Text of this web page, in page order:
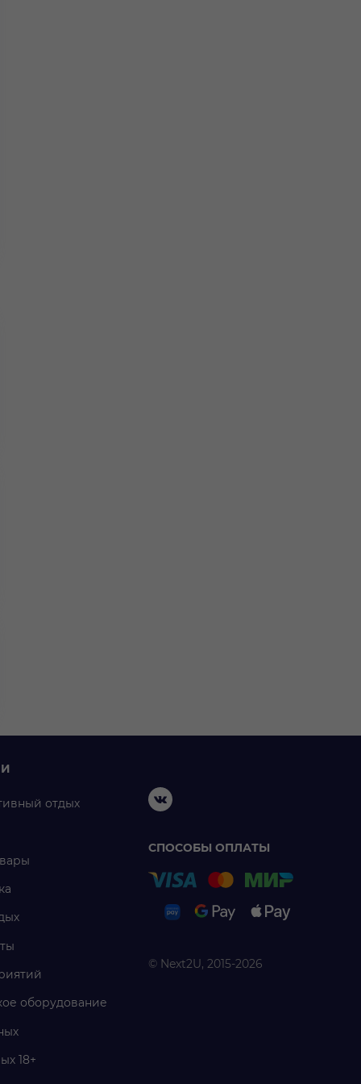
отдых
оборудование
18+
СПОСОБЫ ОПЛАТЫ
© Next2U, 2015-2026